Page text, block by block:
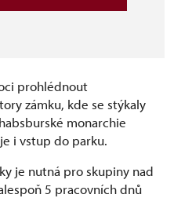
prohlédnout
zámku, kde se stýkaly
monarchie
i vstup do parku.
je nutná pro skupiny nad
5 pracovních dnů